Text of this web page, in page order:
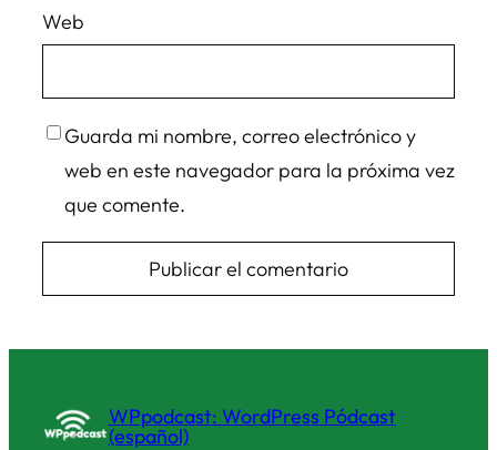
Web
Guarda mi nombre, correo electrónico y
web en este navegador para la próxima vez
que comente.
WPpodcast: WordPress Pódcast
(español)